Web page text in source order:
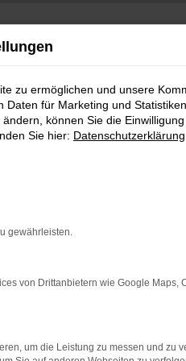
die Seite in
zu ermöglichen und unsere
für Marketing und
können Sie die
Sie hier: Datenschutzerklärung
gewährleisten.
von Drittanbietern wie Google Maps,
um die Leistung zu messen und zu